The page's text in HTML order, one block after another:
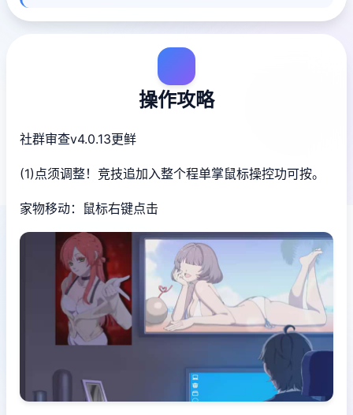
操作攻略
社群审查v4.0.13更鲜
(1)点须调整！竞技追加入整个程单掌鼠标操控功可按。
家物移动：鼠标右键点击